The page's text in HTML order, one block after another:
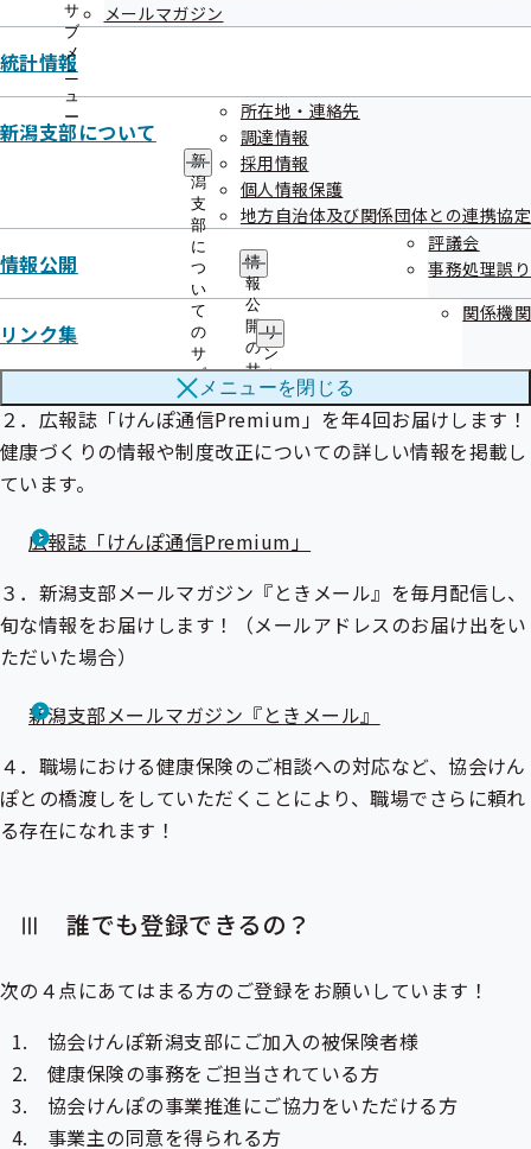
サ
ブ
メ
ニ
ュ
ー
メールマガジン
統計情報
新潟支部について
新
潟
支
部
に
つ
い
て
の
サ
ブ
メ
ニ
ュ
ー
所在地・連絡先
調達情報
採用情報
個人情報保護
地方自治体及び関係団体との連携協定
情報公開
情
報
公
開
の
サ
ブ
メ
ニ
ュ
評議会
事務処理誤り
リンク集
リ
ン
ク
の
ブ
ー
関係機関
メニューを閉じる
協会けんぽからの情報を職場内で周知
従業員からの手続きに関する対応
職場における健診受診の呼びかけ・健康づくりの推進
協会けんぽからのアンケートに回答
Ⅱ 登録のメリットは？
１．健康保険制度や手続き全般を分かりやすくまとめた「協
会けんぽGUIDE BOOK」をお送りします！
協会けんぽGUIDE BOOK
２．広報誌「けんぽ通信Premium」を年4回お届けします！
健康づくりの情報や制度改正についての詳しい情報を掲載し
ています。
広報誌「けんぽ通信Premium」
３．新潟支部メールマガジン『ときメール』を毎月配信し、
旬な情報をお届けします！（メールアドレスのお届け出をい
ただいた場合）
新潟支部メールマガジン『ときメール』
４．職場における健康保険のご相談への対応など、協会けん
ぽとの橋渡しをしていただくことにより、職場でさらに頼れ
る存在になれます！
Ⅲ 誰でも登録できるの？
次の４点にあてはまる方のご登録をお願いしています！
協会けんぽ新潟支部にご加入の被保険者様
健康保険の事務をご担当されている方
協会けんぽの事業推進にご協力をいただける方
事業主の同意を得られる方